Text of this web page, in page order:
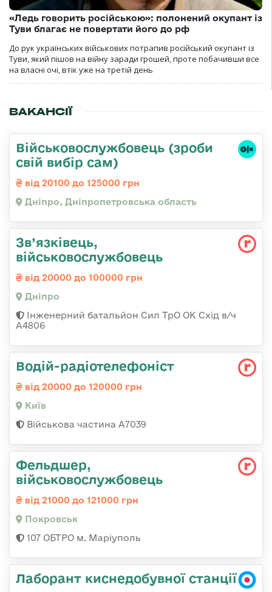
«Ледь говорить російською»: полонений окупант із
Туви благає не повертати його до рф
До рук українських військових потрапив російський окупант із
Туви, який пішов на війну заради грошей, проте побачивши все
на власні очі, втік уже на третій день
ВАКАНСІЇ
Військовослужбовець (зроби
свій вибір сам)
від 20100 до 125000 грн
Дніпро, Дніпропетровська область
Зв’язківець,
військовослужбовець
від 20000 до 100000 грн
Дніпро
Інженерний батальйон Сил ТрО ОК Схід в/ч
А4806
Водій-радіотелефоніст
від 20000 до 120000 грн
Київ
Військова частина А7039
Фельдшер,
військовослужбовець
від 21000 до 121000 грн
Покровськ
107 ОБТРО м. Маріуполь
Лаборант киснедобувної станції